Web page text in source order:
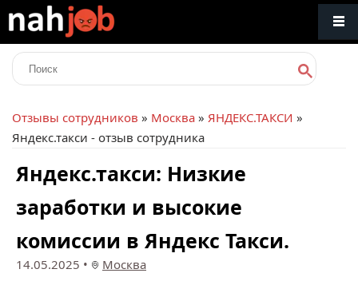
Отзывы сотрудников » Москва » ЯНДЕКС.ТАКСИ »
Яндекс.такси - отзыв сотрудника
Яндекс.такси: Низкие
заработки и высокие
комиссии в Яндекс Такси.
14.05.2025 • Москва